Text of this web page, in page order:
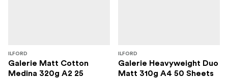
ILFORD
Galerie Matt Cotton
Medina 320g A2 25
ILFORD
Galerie Heavyweight Duo
Matt 310g A4 50 Sheets